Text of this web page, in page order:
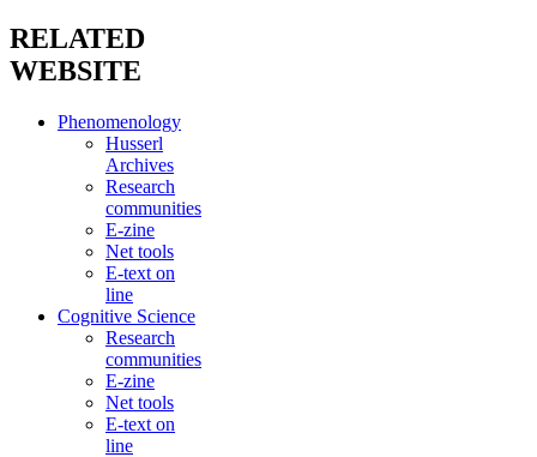
RELATED
WEBSITE
Phenomenology
Husserl
Archives
Research
communities
E-zine
Net tools
E-text on
line
Cognitive Science
Research
communities
E-zine
Net tools
E-text on
line